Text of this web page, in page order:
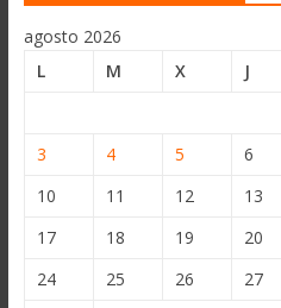
agosto 2026
L
M X J
3
4 5 6
10
11 12 13
17
18 19 20
24
25 26 27